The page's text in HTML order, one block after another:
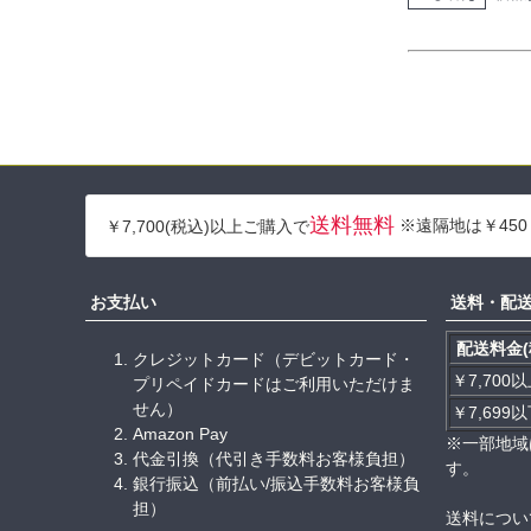
￥7,700(税込)以上ご購入で送料無料※遠隔地は￥450
お支払い
クレジットカード（デビットカード・
プリペイドカードはご利用いただけま
せん）
Amazon Pay
代金引換（代引き手数料お客様負担）
銀行振込（前払い/振込手数料お客様負
担）
送料・配
配送料金
￥7,700以
￥7,699以
※一部地域
す。
送料につ